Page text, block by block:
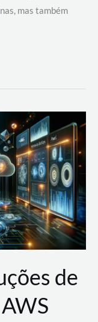
mas também
de